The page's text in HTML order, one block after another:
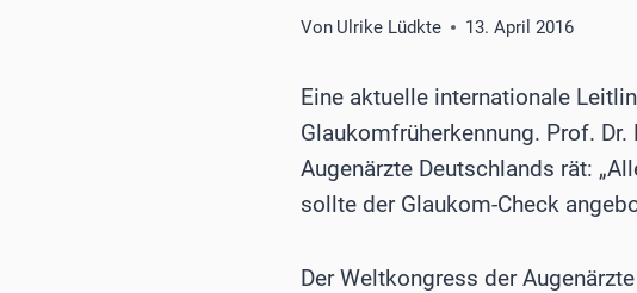
Von Ulrike Lüdkte 13. April 2016
Eine aktuelle internationale
Glaukomfrüherkennung. Prof.
Augenärzte Deutschlands rät:
sollte der Glaukom-Check
Der Weltkongress der